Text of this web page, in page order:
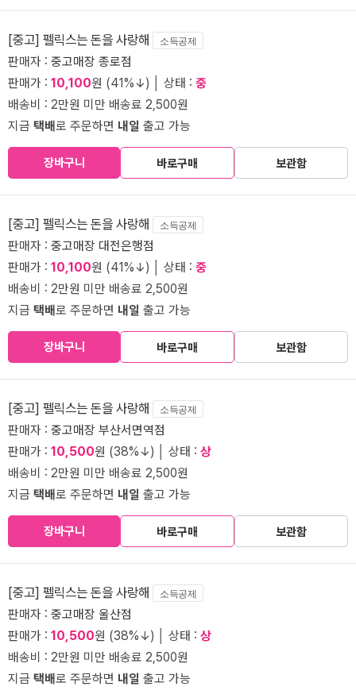
[중고] 펠릭스는 돈을 사랑해 소득공제
판매자 : 중고매장 종로점
판매가 : 10,100원 (41%↓) │ 상태 : 중
배송비 : 2만원 미만 배송료 2,500원
지금 택배로 주문하면 내일 출고 가능
장바구니 바로구매 보관함
[중고] 펠릭스는 돈을 사랑해 소득공제
판매자 : 중고매장 대전은행점
판매가 : 10,100원 (41%↓) │ 상태 : 중
배송비 : 2만원 미만 배송료 2,500원
지금 택배로 주문하면 내일 출고 가능
장바구니 바로구매 보관함
[중고] 펠릭스는 돈을 사랑해 소득공제
판매자 : 중고매장 부산서면역점
판매가 : 10,500원 (38%↓) │ 상태 : 상
배송비 : 2만원 미만 배송료 2,500원
지금 택배로 주문하면 내일 출고 가능
장바구니 바로구매 보관함
[중고] 펠릭스는 돈을 사랑해 소득공제
판매자 : 중고매장 울산점
판매가 : 10,500원 (38%↓) │ 상태 : 상
배송비 : 2만원 미만 배송료 2,500원
지금 택배로 주문하면 내일 출고 가능